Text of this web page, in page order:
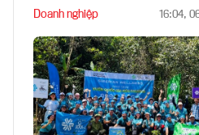
Doanh nghiệp 16:04,